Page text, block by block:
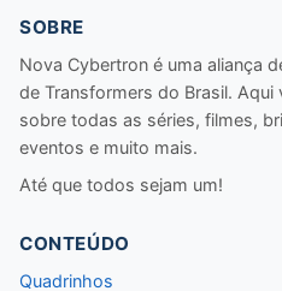
SOBRE
Nova Cybertron é uma aliança
de Transformers do Brasil.
sobre todas as séries, filmes,
eventos e muito mais.
Até que todos sejam um!
CONTEÚDO
Quadrinhos